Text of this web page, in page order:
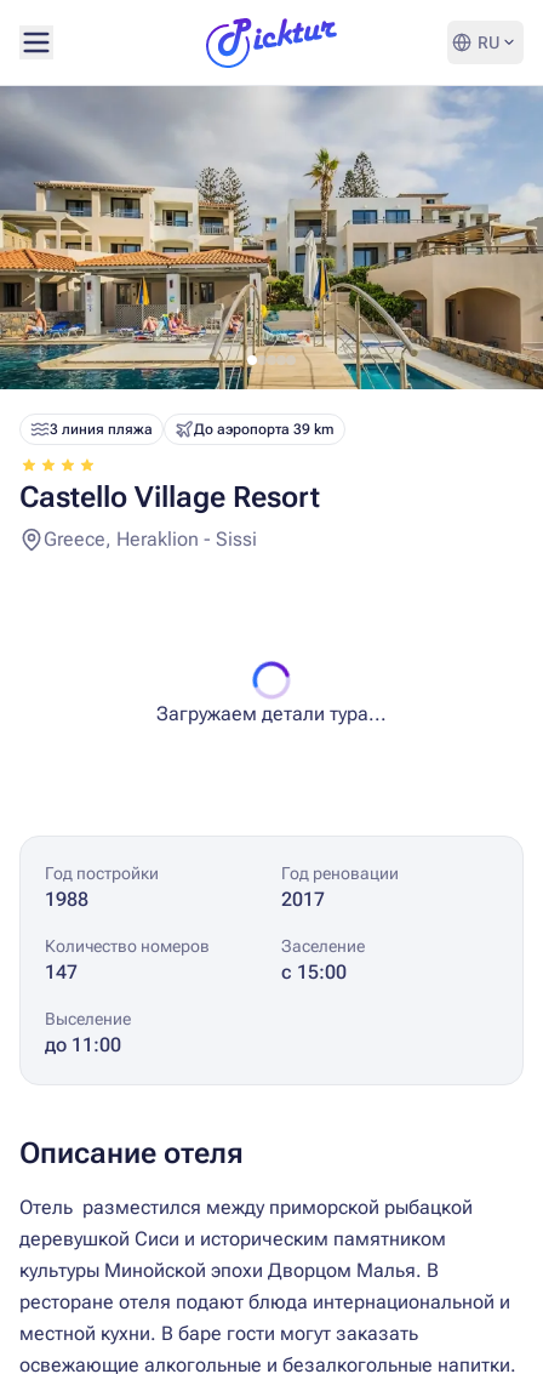
RU
3 линия пляжа До аэропорта 39 km
Castello Village Resort
Greece, Heraklion - Sissi
Загружаем детали тура...
Год постройки
1988
Год реновации
2017
Количество номеров
147
Заселение
с 15:00
Выселение
до 11:00
Описание отеля
Отель разместился между приморской рыбацкой
деревушкой Сиси и историческим памятником
культуры Минойской эпохи Дворцом Малья. В
ресторане отеля подают блюда интернациональной и
местной кухни. В баре гости могут заказать
освежающие алкогольные и безалкогольные напитки.